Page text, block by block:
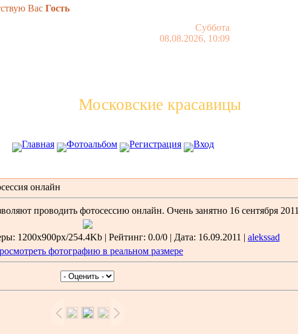
Вас Гость
Суббота
08.08.2026, 10:09
Московские красавицы
Главная Фотоальбом Регистрация Вход
онлайн
проводить фотосессию онлайн. Очень занятно 16 сентября 2011
1200x900px/254.4Kb | Рейтинг: 0.0/0 | Дата: 16.09.2011 | alekssad
фотографию в реальном размере